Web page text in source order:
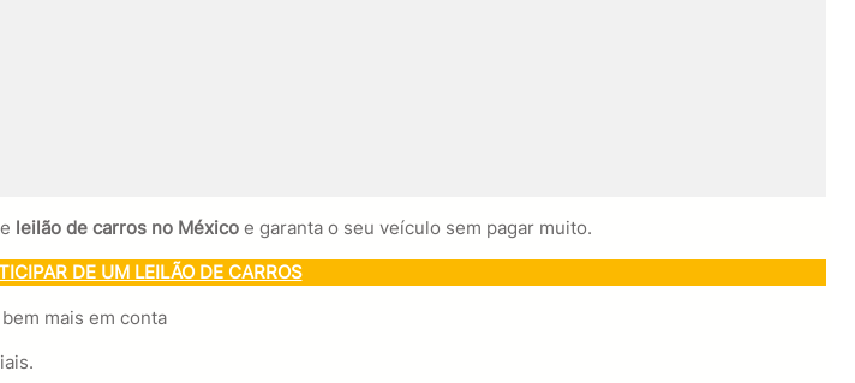
leilão de carros no Méxicoe garanta o seu veículo sem pagar muito.
DE UM LEILÃO DE CARROS
mais em conta